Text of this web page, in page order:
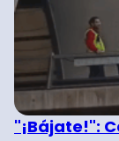
"¡Bájate!":